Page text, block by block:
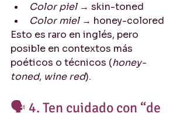
Color piel → skin-toned
Color miel → honey-colored
Esto es raro en inglés, pero
posible en contextos más
poéticos o técnicos (honey-
toned, wine red).
🗣️ 4. Ten cuidado con “de